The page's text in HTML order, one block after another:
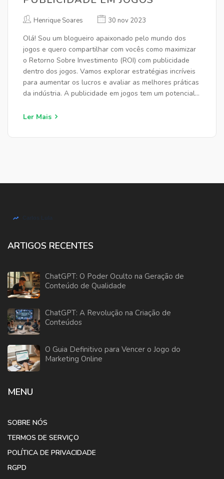
Henrique Soares 30 nov 2023
Olá! Sou um blogueiro apaixonado pelo mundo dos
jogos e quero compartilhar com vocês como maximizar
o Retorno Sobre Investimento (ROI) com publicidade
dentro dos jogos. Vamos explorar estratégias incríveis
para aumentar os lucros e avaliar as melhores práticas
da indústria. A publicidade em jogos tem um potencial
cada aspecto disso. Vamos juntos nesta viagem para
Ler Mais
ARTIGOS RECENTES
ChatGPT: O Poder Oculto na Geração de
Conteúdo de Qualidade
ChatGPT: A Revolução na Criação de
Conteúdos
O Guia Definitivo para Vencer o Jogo do
Marketing Online
MENU
SOBRE NÓS
TERMOS DE SERVIÇO
POLÍTICA DE PRIVACIDADE
RGPD